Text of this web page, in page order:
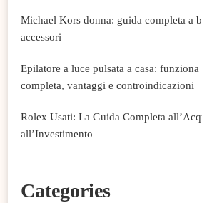
Michael Kors donna: guida completa a
accessori
Epilatore a luce pulsata a casa:
completa, vantaggi e controindicazioni
Rolex Usati: La Guida Completa
all’Investimento
Categories